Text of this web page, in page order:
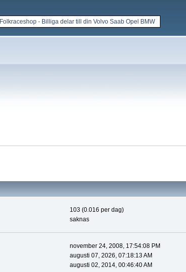
Folkraceshop - Billiga delar till din Volvo Saab Opel BMW
103 (0.016 per dag)
saknas
november 24, 2008, 17:54:08 PM
augusti 07, 2026, 07:18:13 AM
augusti 02, 2014, 00:46:40 AM